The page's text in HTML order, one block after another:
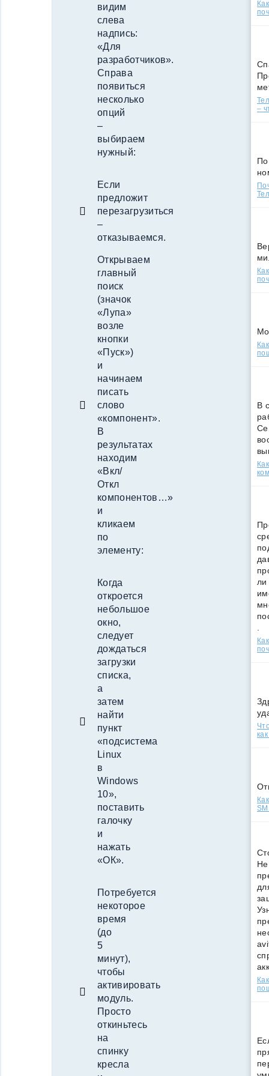
видим
слева
надпись:
«Для
разработчиков».
Справа
появиться
несколько
опций
–
выбираем
нужный:
Если
предложит
перезагрузиться
–
отказываемся.
Открываем
главный
поиск
(значок
«Лупа»
возле
кнопки
«Пуск»)
и
начинаем
писать
слово
«компонент».
В
результатах
находим
«Вкл/
Откл
компонентов…»
и
кликаем
по
элементу:
Когда
откроется
небольшое
окно,
следует
дождаться
загрузки
списка,
а
затем
найти
пункт
«подсистема
Linux
в
Windows
10»,
поставить
галочку
и
нажать
«ОК».
Потребуется
некоторое
время
(до
5
минут),
чтобы
активировать
модуль.
Просто
откиньтесь
на
спинку
кресла
–
В
ли
Не